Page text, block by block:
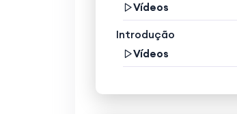
Vídeos
Introdução
Vídeos